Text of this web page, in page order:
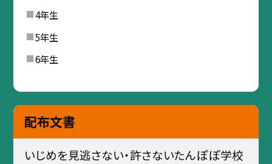
4年生
5年生
6年生
配布文書
いじめを見逃さない・許さないたんぽぽ学校